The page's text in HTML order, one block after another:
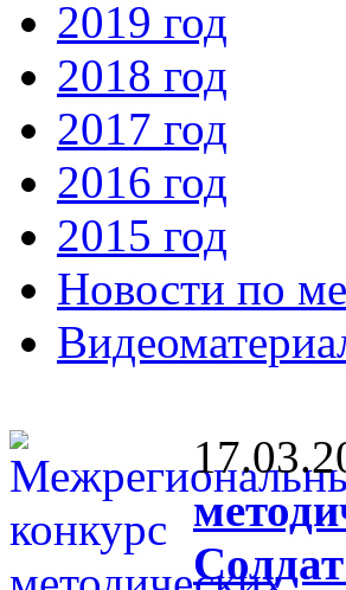
2019 год
2018 год
2017 год
2016 год
2015 год
Новости по